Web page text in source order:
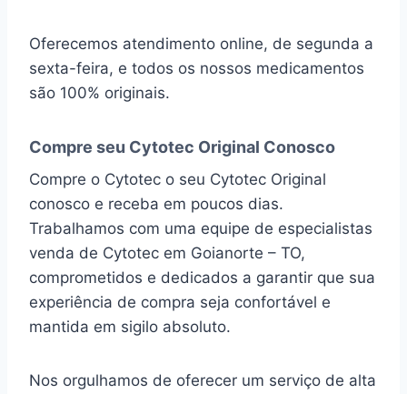
Oferecemos atendimento online, de segunda a
sexta-feira, e todos os nossos medicamentos
são 100% originais.
Compre seu Cytotec Original Conosco
Compre o Cytotec o seu Cytotec Original
conosco e receba em poucos dias.
Trabalhamos com uma equipe de especialistas
venda de Cytotec em Goianorte – TO,
comprometidos e dedicados a garantir que sua
experiência de compra seja confortável e
mantida em sigilo absoluto.
Nos orgulhamos de oferecer um serviço de alta